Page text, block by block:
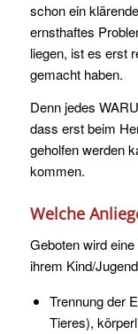
schon ein
ernsthaftes
liegen, ist es erst
gemacht haben.
Denn jedes
dass erst beim
geholfen werden
kommen.
Welche
Geboten wird
ihrem Kind/
Trennung der
Tieres),